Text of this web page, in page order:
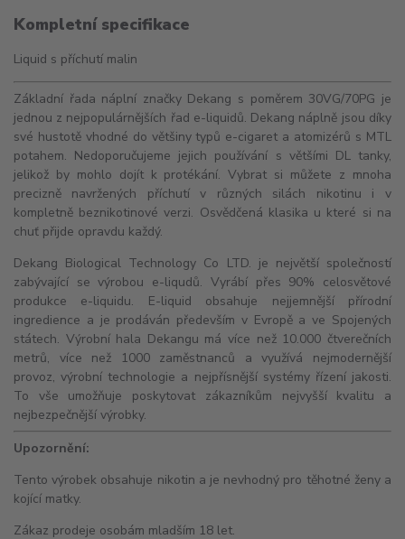
Kompletní specifikace
Liquid s příchutí malin
Základní řada náplní značky Dekang s poměrem 30VG/70PG je
jednou z nejpopulárnějších řad e-liquidů. Dekang náplně jsou díky
své hustotě vhodné do většiny typů e-cigaret a atomizérů s MTL
potahem. Nedoporučujeme jejich používání s většími DLtanky,
jelikož by mohlo dojít k protékání. Vybrat si můžete z mnoha
precizně navržených příchutí v různých silách nikotinu i v
kompletně beznikotinové verzi. Osvědčená klasika u které si na
chuť přijde opravdu každý.
Dekang Biological Technology Co LTD. je největší společností
zabývající se výrobou e-liqudů. Vyrábí přes 90% celosvětové
produkce e-liquidu. E-liquid obsahuje nejjemnější přírodní
ingredience a je prodáván především v Evropě a ve Spojených
státech. Výrobní hala Dekangu má více než 10.000 čtverečních
metrů, více než 1000 zaměstnanců a využívá nejmodernější
provoz, výrobní technologie a nejpřísnější systémy řízení jakosti.
To vše umožňuje poskytovat zákazníkům nejvyšší kvalitu a
nejbezpečnější výrobky.
Upozornění:
Tento výrobek obsahuje nikotin a je nevhodný pro těhotné ženy a
kojící matky.
Zákaz prodeje osobám mladším 18 let.